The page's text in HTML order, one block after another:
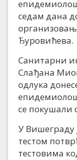
седам дана
Ђуровићева.
Санитарни
Слађана
одлука
се покушали
У Вишеграду
тестом
тестовима